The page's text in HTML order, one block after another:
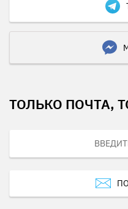
ТОЛЬКО ПОЧТА,